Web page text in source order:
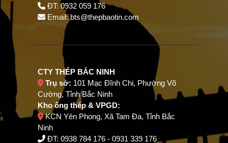
ĐT: 0932 059 176
Email:bts@thepbaotin.com
CTY THÉP BẮC NINH
Trụ sở: 101 Mạc Đĩnh Chi, Phường Võ
Cường, Tỉnh Bắc Ninh
Kho ống thép & VPGD:
KCN Yên Phong, Xã Tam Đa, Tỉnh Bắc
Ninh
ĐT: 0938 784 176 - 0931 339 176